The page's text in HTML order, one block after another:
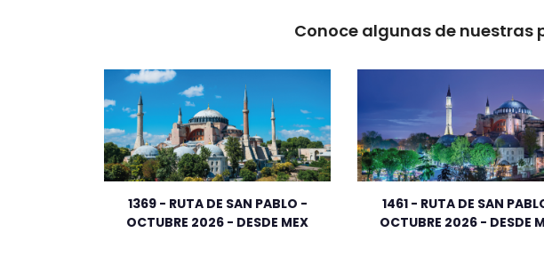
Conoce algunas de nuestras
1369 - RUTA DE SAN PABLO -
OCTUBRE 2026 - DESDE MEX
1461 - RUTA DE SAN
OCTUBRE 2026 - DESDE